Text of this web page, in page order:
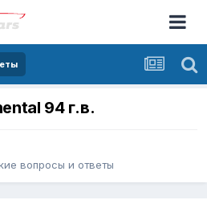
94 г.в.
вопросы и ответы